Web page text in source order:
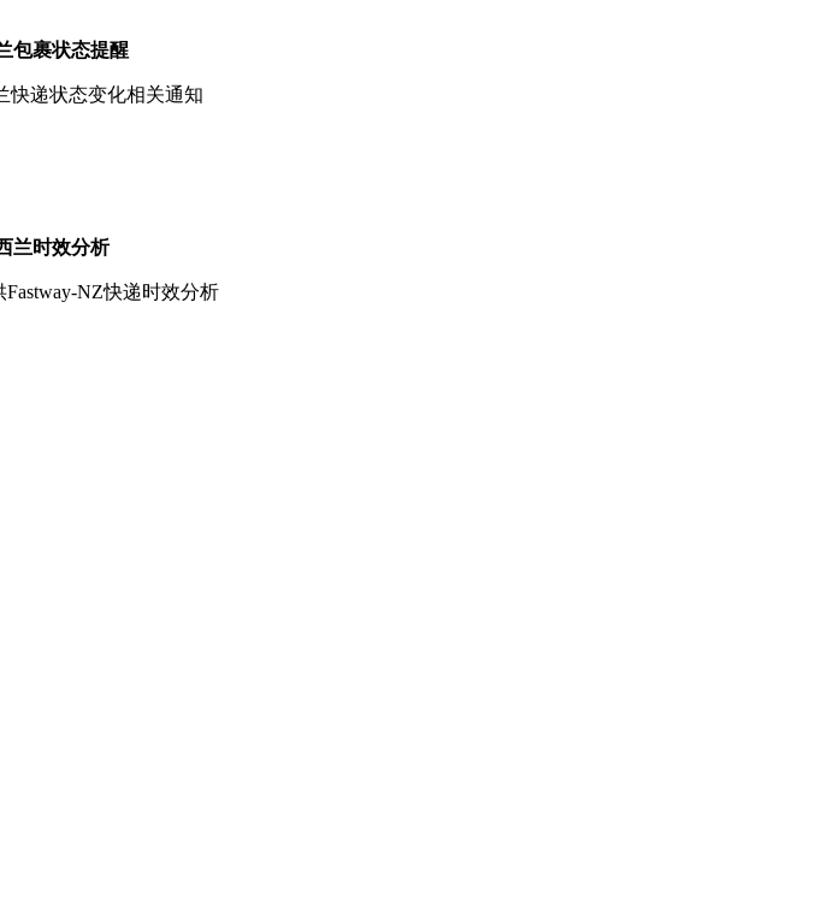
包裹状态提醒
快递状态变化相关通知
兰时效分析
NZ快递时效分析